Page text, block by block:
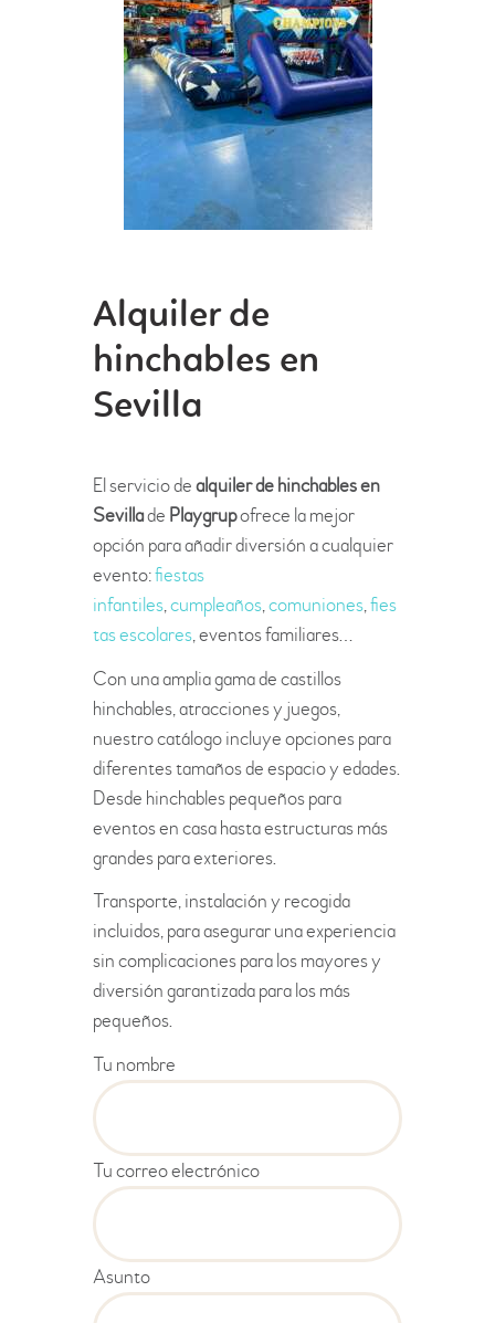
Alquiler de
hinchables en
Sevilla
El servicio dealquiler de hinchables en
Sevillade Playgrupofrece la mejor
opción para añadir diversión a cualquier
evento:fiestas
infantiles,cumpleaños,comuniones,fies
tas escolares, eventos familiares…
Con una amplia gama de castillos
hinchables, atracciones y juegos,
nuestro catálogo incluye opciones para
diferentes tamaños de espacio y edades.
Desde hinchables pequeños para
eventos en casa hasta estructuras más
grandes para exteriores.
Transporte, instalación y recogida
incluidos, para asegurar una experiencia
sin complicaciones para los mayores y
diversión garantizada para los más
pequeños.
Tu nombre
Tu correo electrónico
Asunto